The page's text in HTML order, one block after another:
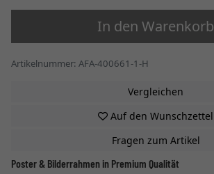
In den Warenkorb
Artikelnummer: AFA-400661-1-H
Vergleichen
Auf den Wunschzettel
Fragen zum Artikel
Poster & Bilderrahmen in Premium Qualität